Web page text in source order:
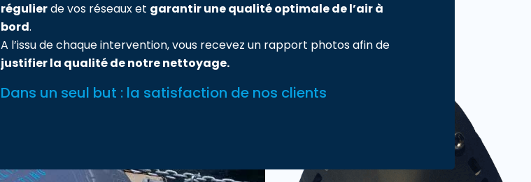
régulierde vos réseaux et garantir une qualité optimale de l’air à
bord.
A l’issu de chaque intervention, vous recevez un rapport photos afin de
justifier la qualité de notre nettoyage.
Dans un seul but : la satisfaction de nos clients